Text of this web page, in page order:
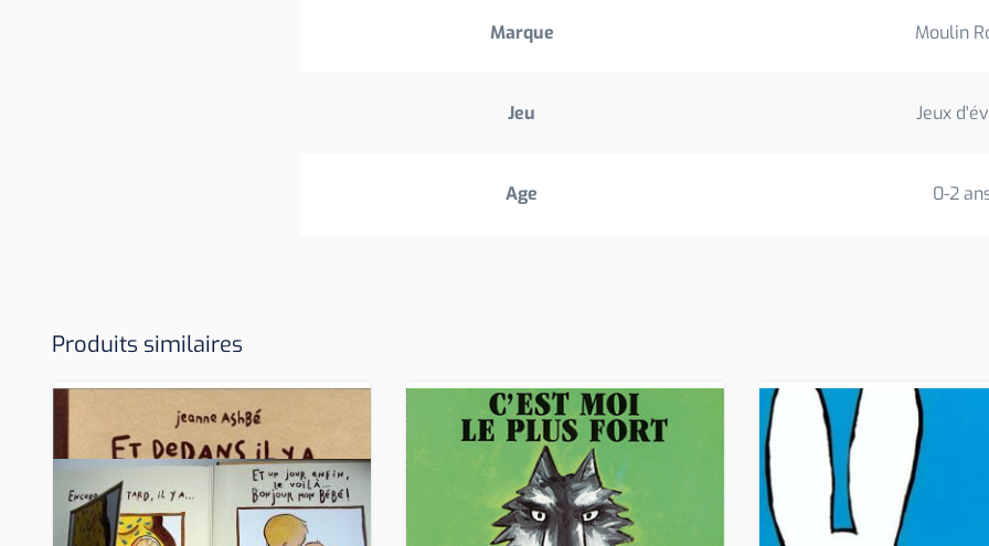
Marque Moulin
Jeu Jeux
Age 0-2
Produits similaires